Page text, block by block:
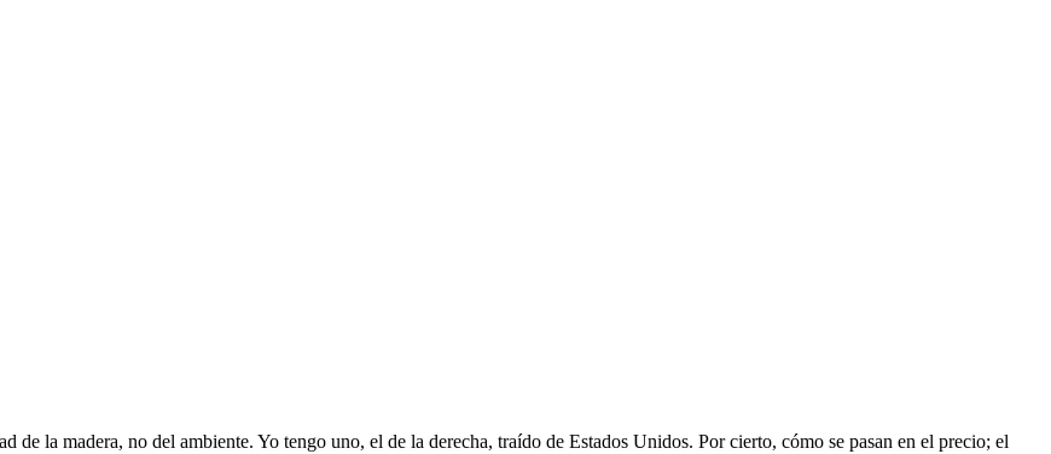
de la madera, no del ambiente. Yo tengo uno, el de la derecha, traído de Estados Unidos. Por cierto, cómo se pasan en el precio; el